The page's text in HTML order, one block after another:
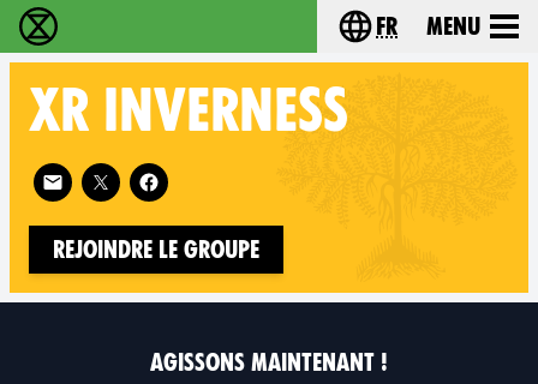
Extinction Rebellion - Home Choisissez votre
fr Menu
XR INVERNESS
Follow XR Inverness on
Rejoindre le groupe
AGISSONS MAINTENANT !